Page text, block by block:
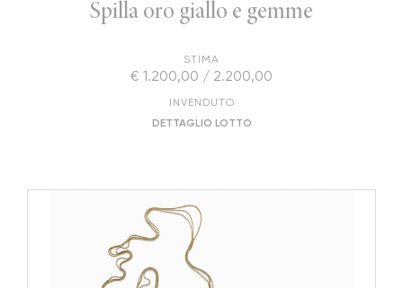
Spilla oro giallo e gemme
STIMA
€ 1.200,00 / 2.200,00
INVENDUTO
DETTAGLIO LOTTO